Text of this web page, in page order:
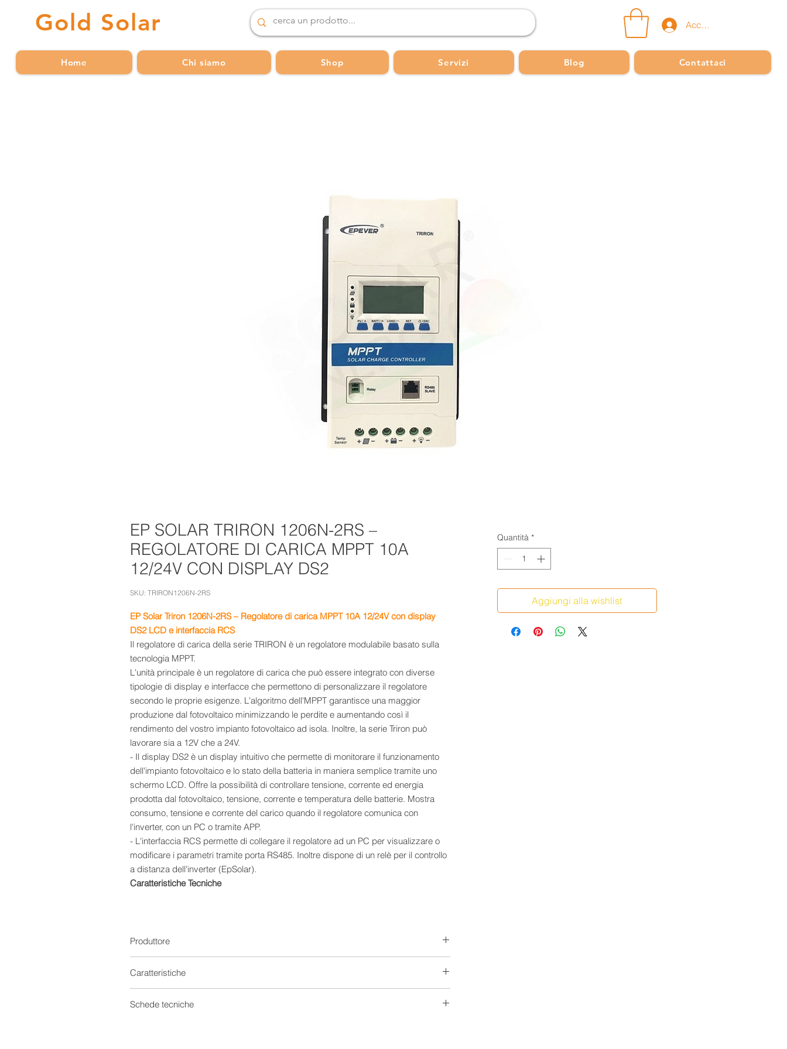
Gold Solar Accedi
Home Chi siamo Shop Servizi Blog Contattaci
EP SOLAR TRIRON 1206N-2RS –
REGOLATORE DI CARICA MPPT 10A
12/24V CON DISPLAY DS2
SKU: TRIRON1206N-2RS
EP Solar Triron 1206N-2RS – Regolatore di carica MPPT 10A 12/24V con display
DS2 LCD e interfaccia RCS
Il regolatore di carica della serie TRIRON è un regolatore modulabile basato sulla
tecnologia MPPT.
L'unità principale è un regolatore di carica che può essere integrato con diverse
tipologie di display e interfacce che permettono di personalizzare il regolatore
secondo le proprie esigenze. L'algoritmo dell'MPPT garantisce una maggior
produzione dal fotovoltaico minimizzando le perdite e aumentando così il
rendimento del vostro impianto fotovoltaico ad isola. Inoltre, la serie Triron può
lavorare sia a 12V che a 24V.
- Il display DS2 è un display intuitivo che permette di monitorare il funzionamento
dell'impianto fotovoltaico e lo stato della batteria in maniera semplice tramite uno
schermo LCD. Offre la possibilità di controllare tensione, corrente ed energia
prodotta dal fotovoltaico, tensione, corrente e temperatura delle batterie. Mostra
consumo, tensione e corrente del carico quando il regolatore comunica con
l'inverter, con un PC o tramite APP.
- L'interfaccia RCS permette di collegare il regolatore ad un PC per visualizzare o
modificare i parametri tramite porta RS485. Inoltre dispone di un relè per il controllo
a distanza dell'inverter (EpSolar).
Caratteristiche Tecniche
Algoritmo di controllo MPPT avanzato per minimizzare il tasso di perdita di MPP e il
Velocità di tracciamento ultraveloce e alta efficienza di tracciamento ≥99,5%
Funzione di limitazione automatica della potenza di carica e corrente di carica
Produttore
Caratteristiche
Regolatori di carica
Schede tecniche
Quantità *
Aggiungi alla wishlist